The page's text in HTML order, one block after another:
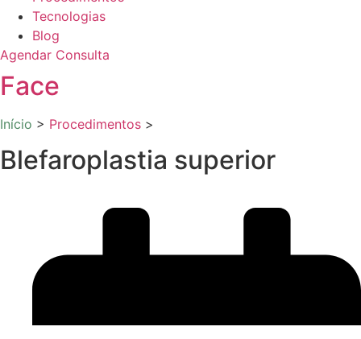
Tecnologias
Blog
Agendar Consulta
Face
Início > Procedimentos >
Blefaroplastia superior